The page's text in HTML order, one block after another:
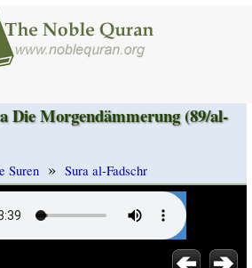
Die Morgendämmerung (89/al-
Suren » Sura al-Fadschr